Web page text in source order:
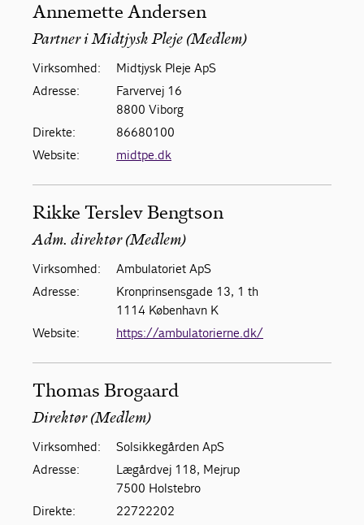
Annemette Andersen
Partner i Midtjysk Pleje (Medlem)
Virksomhed:
Midtjysk Pleje ApS
Adresse:
Farvervej 16
8800 Viborg
Direkte:
86680100
Website:
midtpe.dk
Rikke Terslev Bengtson
Adm. direktør (Medlem)
Virksomhed:
Ambulatoriet ApS
Adresse:
Kronprinsensgade 13, 1 th
1114 København K
Website:
https://ambulatorierne.dk/
Thomas Brogaard
Direktør (Medlem)
Virksomhed:
Solsikkegården ApS
Adresse:
Lægårdvej 118, Mejrup
7500 Holstebro
Direkte:
22722202